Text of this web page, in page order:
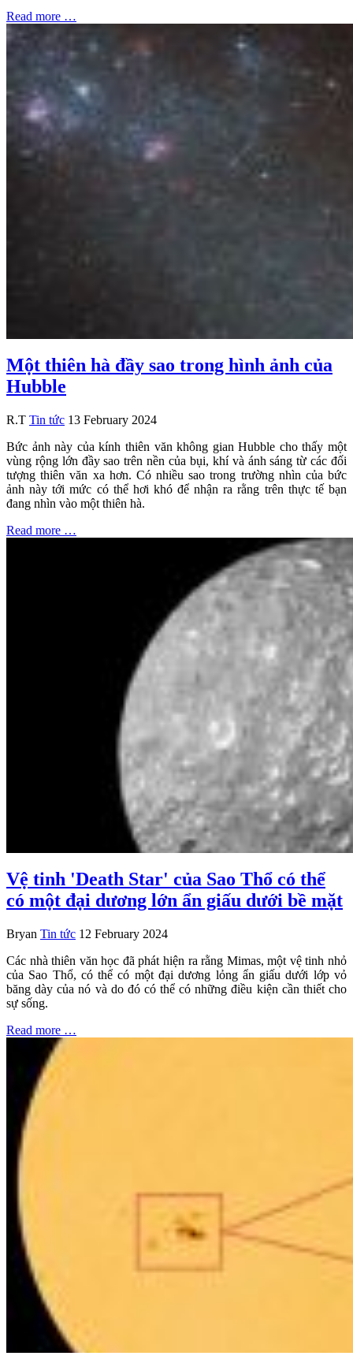
Read more …
Một thiên hà đầy sao trong hình ảnh của
Hubble
R.T Tin tức 13 February 2024
Bức ảnh này của kính thiên văn không gian Hubble cho thấy một
vùng rộng lớn đầy sao trên nền của bụi, khí và ánh sáng từ các đối
tượng thiên văn xa hơn. Có nhiều sao trong trường nhìn của bức
ảnh này tới mức có thể hơi khó để nhận ra rằng trên thực tế bạn
đang nhìn vào một thiên hà.
Read more …
Vệ tinh 'Death Star' của Sao Thổ có thể
có một đại dương lớn ẩn giấu dưới bề mặt
Bryan Tin tức 12 February 2024
Các nhà thiên văn học đã phát hiện ra rằng Mimas, một vệ tinh nhỏ
của Sao Thổ, có thể có một đại dương lỏng ẩn giấu dưới lớp vỏ
băng dày của nó và do đó có thể có những điều kiện cần thiết cho
sự sống.
Read more …